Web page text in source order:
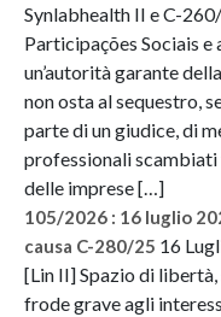
Synlabhealth II e C-
Participações Sociais
un’autorità garante
non osta al sequestro,
parte di un giudice, di
professionali
delle imprese […]
105/2026 : 16 luglio
causa C-280/25 16
[Lin II] Spazio di
frode grave agli